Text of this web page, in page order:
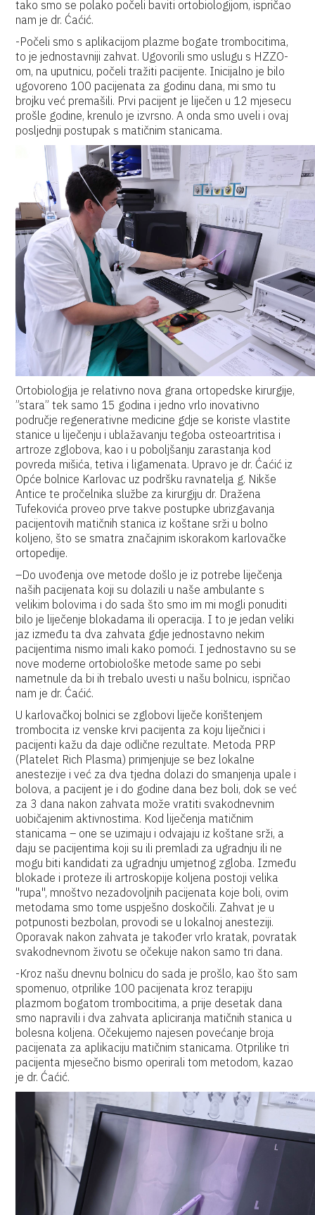
tako smo se polako počeli baviti ortobiologijom, ispričao
nam je dr. Ćaćić.
-Počeli smo s aplikacijom plazme bogate trombocitima,
to je jednostavniji zahvat. Ugovorili smo uslugu s HZZO-
om, na uputnicu, počeli tražiti pacijente. Inicijalno je bilo
ugovoreno 100 pacijenata za godinu dana, mi smo tu
brojku već premašili. Prvi pacijent je liječen u 12 mjesecu
prošle godine, krenulo je izvrsno. A onda smo uveli i ovaj
posljednji postupak s matičnim stanicama.
Ortobiologija je relativno nova grana ortopedske kirurgije,
”stara” tek samo 15 godina i jedno vrlo inovativno
područje regenerativne medicine gdje se koriste vlastite
stanice u liječenju i ublažavanju tegoba osteoartritisa i
artroze zglobova, kao i u poboljšanju zarastanja kod
povreda mišića, tetiva i ligamenata. Upravo je dr. Ćaćić iz
Opće bolnice Karlovac uz podršku ravnatelja g. Nikše
Antice te pročelnika službe za kirurgiju dr. Dražena
Tufekovića proveo prve takve postupke ubrizgavanja
pacijentovih matičnih stanica iz koštane srži u bolno
koljeno, što se smatra značajnim iskorakom karlovačke
ortopedije.
–Do uvođenja ove metode došlo je iz potrebe liječenja
naših pacijenata koji su dolazili u naše ambulante s
velikim bolovima i do sada što smo im mi mogli ponuditi
bilo je liječenje blokadama ili operacija. I to je jedan veliki
jaz između ta dva zahvata gdje jednostavno nekim
pacijentima nismo imali kako pomoći. I jednostavno su se
nove moderne ortobiološke metode same po sebi
nametnule da bi ih trebalo uvesti u našu bolnicu, ispričao
nam je dr. Ćaćić.
U karlovačkoj bolnici se zglobovi liječe korištenjem
trombocita iz venske krvi pacijenta za koju liječnici i
pacijenti kažu da daje odlične rezultate. Metoda PRP
(Platelet Rich Plasma) primjenjuje se bez lokalne
anestezije i već za dva tjedna dolazi do smanjenja upale i
bolova, a pacijent je i do godine dana bez boli, dok se već
za 3 dana nakon zahvata može vratiti svakodnevnim
uobičajenim aktivnostima. Kod liječenja matičnim
stanicama – one se uzimaju i odvajaju iz koštane srži, a
daju se pacijentima koji su ili premladi za ugradnju ili ne
mogu biti kandidati za ugradnju umjetnog zgloba. Između
blokade i proteze ili artroskopije koljena postoji velika
''rupa'', mnoštvo nezadovoljnih pacijenata koje boli, ovim
metodama smo tome uspješno doskočili. Zahvat je u
potpunosti bezbolan, provodi se u lokalnoj anesteziji.
Oporavak nakon zahvata je također vrlo kratak, povratak
svakodnevnom životu se očekuje nakon samo tri dana.
-Kroz našu dnevnu bolnicu do sada je prošlo, kao što sam
spomenuo, otprilike 100 pacijenata kroz terapiju
plazmom bogatom trombocitima, a prije desetak dana
smo napravili i dva zahvata apliciranja matičnih stanica u
bolesna koljena. Očekujemo najesen povećanje broja
pacijenata za aplikaciju matičnim stanicama. Otprilike tri
pacijenta mjesečno bismo operirali tom metodom, kazao
je dr. Ćaćić.